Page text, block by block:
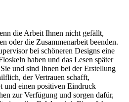
die Arbeit Ihnen nicht gefällt,
oder die Zusammenarbeit beenden.
bei schöneren Designs eine
haben und das Lesen später
und sind Ihnen bei der Erstellung
der Vertrauen schafft,
und einen positiven Eindruck
zur Verfügung und sorgen dafür,